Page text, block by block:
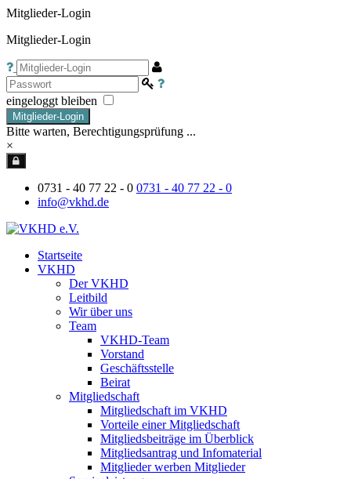
Mitglieder-Login
Mitglieder-Login
eingeloggt bleiben
Mitglieder-Login
Bitte warten, Berechtigungsprüfung ...
×
0731 - 40 77 22 - 0 0731 - 40 77 22 - 0
info@vkhd.de
Startseite
VKHD
Der VKHD
Leitbild
Wir über uns
Team
VKHD-Team
Vorstand
Geschäftsstelle
Beirat
Mitgliedschaft
Mitgliedschaft im VKHD
Vorteile einer Mitgliedschaft
Mitgliedsbeiträge im Überblick
Mitgliedsantrag und Infomaterial
Mitglieder werben Mitglieder